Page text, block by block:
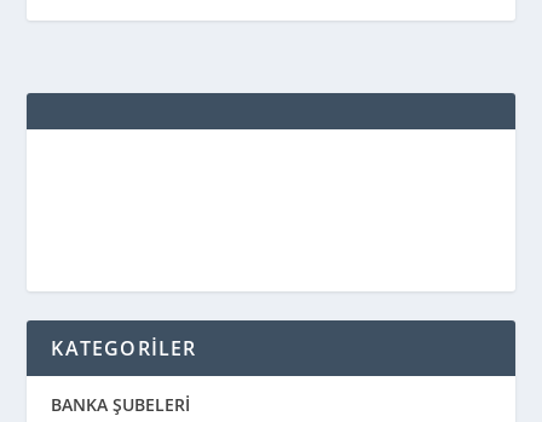
KATEGORİLER
BANKA ŞUBELERİ